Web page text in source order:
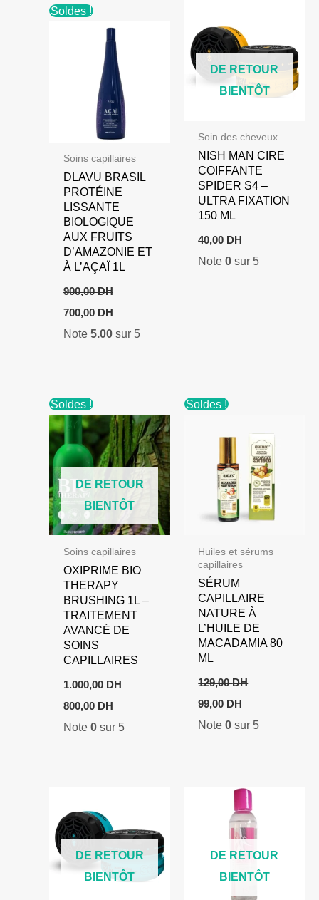
Soldes !
Soins capillaires
DLAVU BRASIL
PROTÉINE
LISSANTE
BIOLOGIQUE
AUX FRUITS
D’AMAZONIE ET
À L’AÇAÏ 1L
900,00DH
Le
prix
initial
700,00 DHLe
actuel
Note 5.00sur 5
DE RETOUR
BIENTÔT
Soin des cheveux
NISH MAN CIRE
COIFFANTE
SPIDER S4 –
ULTRA FIXATION
150 ML
40,00 DH
Note0 sur 5
Soldes !
DE RETOUR
BIENTÔT
Soins capillaires
OXIPRIME BIO
THERAPY
BRUSHING 1L –
TRAITEMENT
AVANCÉ DE
SOINS
CAPILLAIRES
1.000,00DH
Le
prix
initial
800,00 DHLe
actuel
Note 0sur 5
Soldes !
Huiles et sérums
capillaires
SÉRUM
CAPILLAIRE
NATURE À
L’HUILE DE
MACADAMIA 80
ML
129,00DH
Le
prix
initial
99,00 DH
actuel
Note0 sur 5
DE RETOUR
BIENTÔT
DE RETOUR
BIENTÔT